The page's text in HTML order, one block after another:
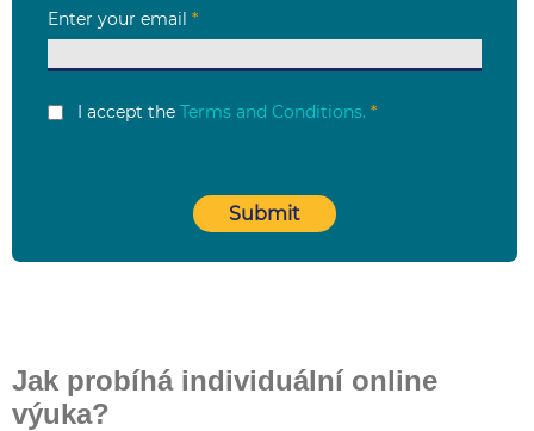
Jak probíhá individuální online
výuka?